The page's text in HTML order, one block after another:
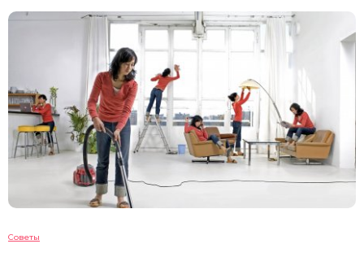
Советы